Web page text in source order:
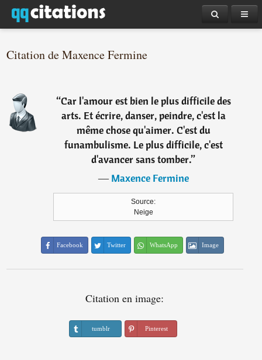
Citation de Maxence Fermine
“Car l'amour est bien le plus difficile des
arts. Et écrire, danser, peindre, c'est la
même chose qu'aimer. C'est du
funambulisme. Le plus difficile, c'est
d'avancer sans tomber.”
―Maxence Fermine
Source:
Neige
Facebook Twitter WhatsApp Image
Citation en image:
tumblr Pinterest